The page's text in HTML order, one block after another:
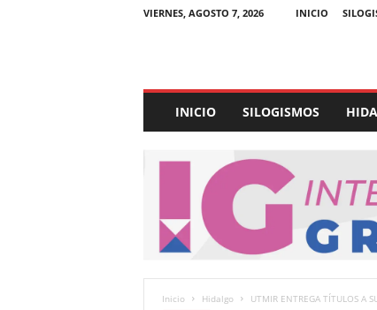
VIERNES, AGOSTO 7, 2026 INICIO
p
e
U
INICIO SILOGISMOS
Inicio Hidalgo UTMIR ENTREGA TÍTULOS A